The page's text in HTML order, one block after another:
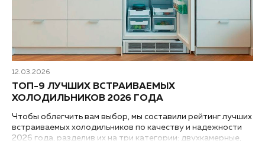
12.03.2026
ТОП-9 ЛУЧШИХ ВСТРАИВАЕМЫХ
ХОЛОДИЛЬНИКОВ 2026 ГОДА
Чтобы облегчить вам выбор, мы составили рейтинг лучших
встраиваемых холодильников по качеству и надежности
2026 года, разделив их на три категории: двухкамерные,